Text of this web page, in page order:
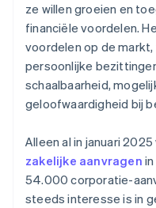
6. Makkelijkere
7. Afzonderlijke
8. Unieke secundaire
Automatische
Juridische
Een gratis jaar Stripe
partnervoordelen en
ze willen groeien en
financiële voordelen.
voordelen op de
persoonlijke
schaalbaarheid,
geloofwaardigheid bij
Alleen al in januari
zakelijke aanvragen
54.000 corporatie-
steeds interesse is in